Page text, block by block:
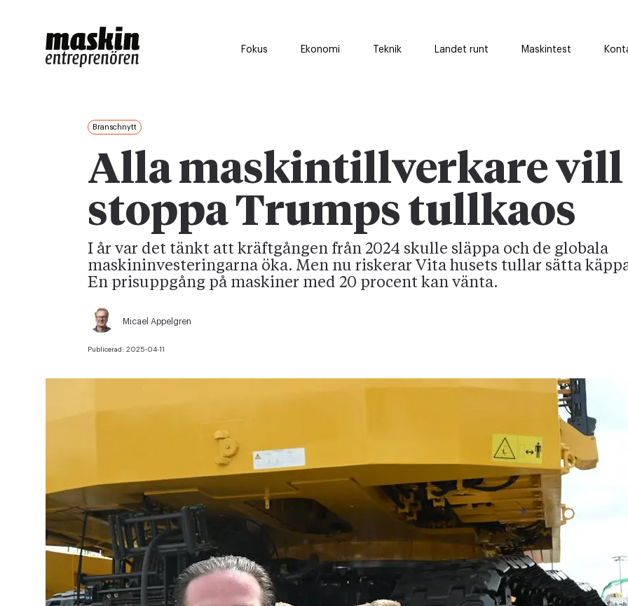
Fokus Ekonomi Teknik Landet runt Maskintest
Branschnytt
Alla maskintillverkare vill
stoppa Trumps tullkaos
I år var det tänkt att kräftgången från 2024 skulle släppa och de globala
maskininvesteringarna öka. Men nu riskerar Vita husets tullar sätta
En prisuppgång på maskiner med 20 procent kan vänta.
Micael Appelgren
Publicerad: 2025-04-11